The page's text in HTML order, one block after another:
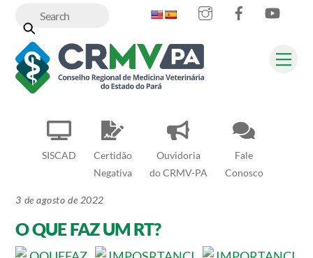
content
SISCAD
Certidão
Negativa
Ouvidoria
do CRMV-PA
Fale
Conosco
InstagramFacebook
3 de agosto de 2022
O QUE FAZ UM RT?